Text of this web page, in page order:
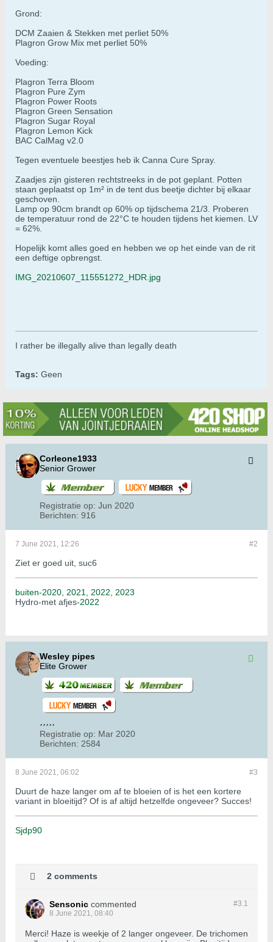
Grond:
DCM Zaaien & Stekken met perliet 50%
Plagron Grow Mix met perliet 50%
Voeding:
Plagron Terra Bloom
Plagron Pure Zym
Plagron Power Roots
Plagron Green Sensation
Plagron Sugar Royal
Plagron Lemon Kick
BAC CalMag v2.0
Tegen eventuele beestjes heb ik Canna Cure Spray.
Zaadjes zijn gisteren rechtstreeks in de pot geplant. Potten
staan geplaatst op 1m² in de tent dus beetje dichter bij elkaar
geschoven.
Lamp op 90cm brandt op 60% op tijdschema 21/3. Proberen
de temperatuur rond de 22°C te houden tijdens het kiemen. LV
= 62%.
Hopelijk komt alles goed en hebben we op het einde van de rit
een deftige opbrengst.
IMG_20210607_115551272_HDR.jpg
I rather be illegally alive than legally death
Tags: Geen
Corleone1933
Senior Grower
Registratie op: Jun 2020
Berichten: 916
#2
7 June 2021, 12:26
Ziet er goed uit, suc6
buiten-2020 2021 2022
2023
Hydro-met afjes-2022
Wesley pipes
Elite Grower
Registratie op: Mar 2020
Berichten: 2584
#3
8 June 2021, 06:02
Duurt de haze langer om af te bloeien of is het een kortere
variant in bloeitijd? Of is af altijd hetzelfde ongeveer? Succes!
Sjdp90
2 comments
#3.1
Sensonic commented
8 June 2021, 08:40
Merci! Haze is weekje of 2 langer ongeveer. De trichomen